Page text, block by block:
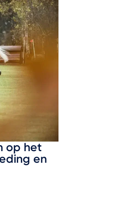
op het
en